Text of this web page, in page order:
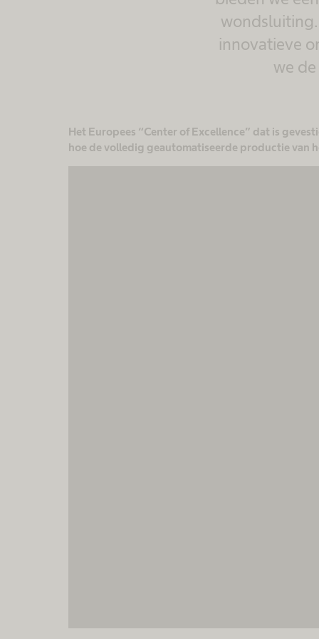
innovatieve
we
Het Europees “Center of Excellence” dat is
hoe de volledig geautomatiseerde productie van